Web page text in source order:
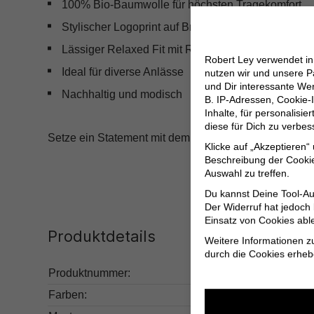
100% Bio-Baumwolle für höchsten Tragekomfort
Stylischer Logoprint auf Brust und Rücken
Lässiger Relaxed Fit mit Rundhalsausschnitt
Ideal für diverse Anlässe
Nachhaltig und modisch
Setze ein Statement mit dem
Produktdetails
Produktnummer:
Farben:
Robert Ley verwendet
nutzen wir und unsere
und Dir interessante
B. IP-Adressen,
Inhalte, für
diese für Dich zu
Klicke auf
Beschreibung der
Auswahl zu treffen.
Du kannst Deine Tool-
Der Widerruf hat
Einsatz von Cookies
Weitere Informationen
durch die Cookies